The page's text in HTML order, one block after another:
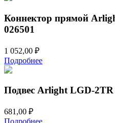
Коннектор прямой
026501
1 052,00 ₽
Подробнее
Подвес Arlight LGD-2TR
681,00 ₽
Подробнее